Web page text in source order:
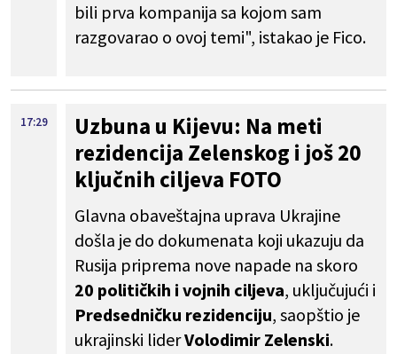
bili prva kompanija sa kojom sam
razgovarao o ovoj temi", istakao je Fico.
17:29
Uzbuna u Kijevu: Na meti
rezidencija Zelenskog i još 20
ključnih ciljeva FOTO
Glavna obaveštajna uprava Ukrajine
došla je do dokumenata koji ukazuju da
Rusija priprema nove napade na skoro
20 političkih i vojnih ciljeva, uključujući i
Predsedničku rezidenciju, saopštio je
ukrajinski liderVolodimir Zelenski.